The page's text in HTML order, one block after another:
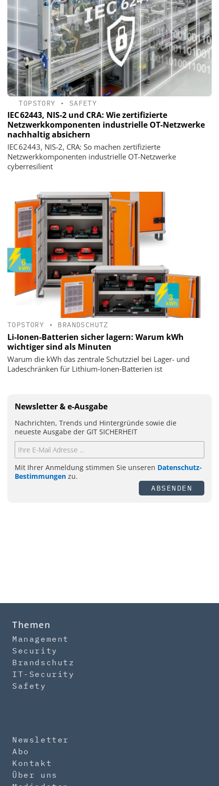
TOPSTORY • SAFETY
IEC 62443, NIS-2 und CRA: Wie zertifizierte
Netzwerkkomponenten industrielle OT-Netzwerke
nachhaltig absichern
IEC 62443, NIS-2, CRA: So machen zertifizierte
Netzwerkkomponenten industrielle OT-Netzwerke
cyberresilient
TOPSTORY • BRANDSCHUTZ
Li-Ionen-Batterien sicher lagern: Warum kWh
wichtiger sind als Minuten
Warum die kWh das zentrale Schutzziel bei Lager- und
Ladeschränken für Lithium‑Ionen‑Batterien ist
Newsletter & e-Ausgabe
Nachrichten, Trends und Hintergründe sowie die
neueste Ausgabe der GIT SICHERHEIT
Mit Ihrer Anmeldung stimmen Sie unseren Datenschutz-
Bestimmungen zu.
ABSENDEN
Themen
Management
Security
Brandschutz
IT-Security
Safety
Newsletter
Abo
Kontakt
Über uns